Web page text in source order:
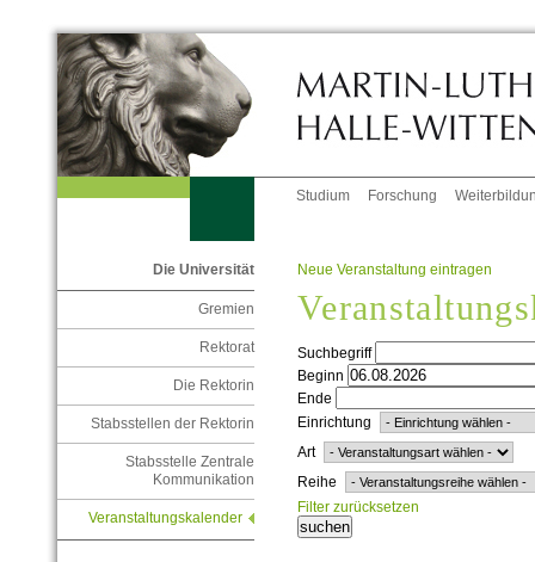
Studium Forschung
Die Universität
Gremien
Rektorat
Die Rektorin
Stabsstellen der Rektorin
Stabsstelle Zentrale
Kommunikation
Veranstaltungskalender
Neue Veranstaltung eintragen
Suchbegriff
Beginn
Ende
Einrichtung
Art
Reihe
Filter zurücksetzen